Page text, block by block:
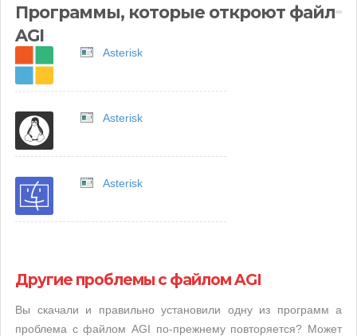
Программы, которые откроют файл
AGI
Asterisk
Asterisk
Asterisk
Другие проблемы с файлом AGI
Вы скачали и правильно установили одну из программ а
проблема с файлом AGI по-прежнему повторяется? Может